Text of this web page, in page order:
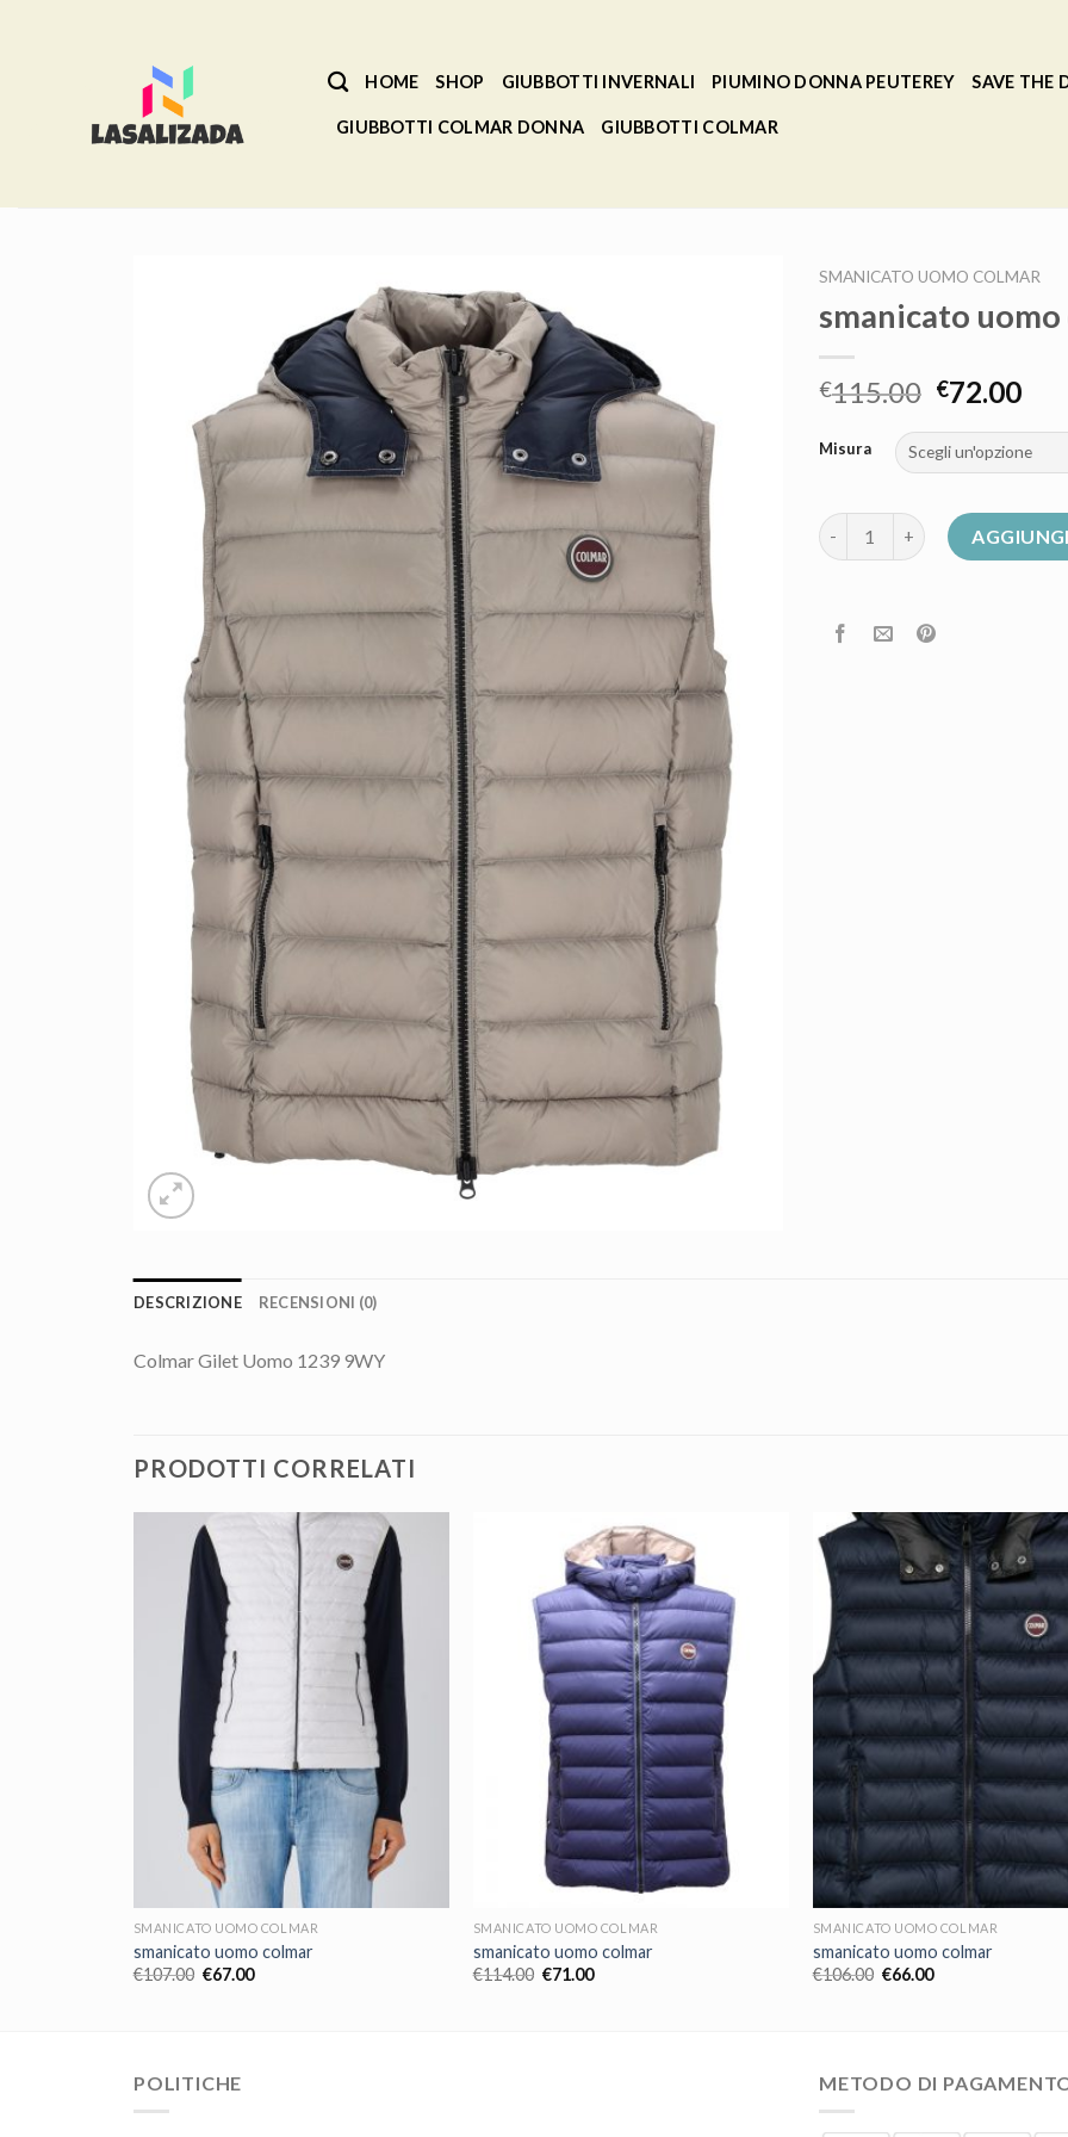
HOME SHOP GIUBBOTTI INVERNALI PIUMINO DONNA PEUTEREY SAVE THE
GIUBBOTTI COLMAR DONNA GIUBBOTTI COLMAR
SMANICATO UOMO COLMAR
smanicato
€115.00 €72.00
Misura
smanicato uomo colmar
DESCRIZIONE RECENSIONI (0)
Colmar Gilet Uomo 1239 9WY
PRODOTTI CORRELATI
SMANICATO UOMO COLMAR
smanicato uomo colmar
€107.00 €67.00
SMANICATO UOMO COLMAR
smanicato uomo colmar
€114.00 €71.00
SMANICATO UOMO COLMAR
smanicato uomo colmar
€106.00 €66.00
POLITICHE METODO DI